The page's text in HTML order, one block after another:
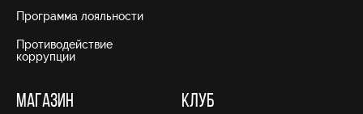
Программа лояльности
Противодействие
коррупции
МАГАЗИН КЛУБ